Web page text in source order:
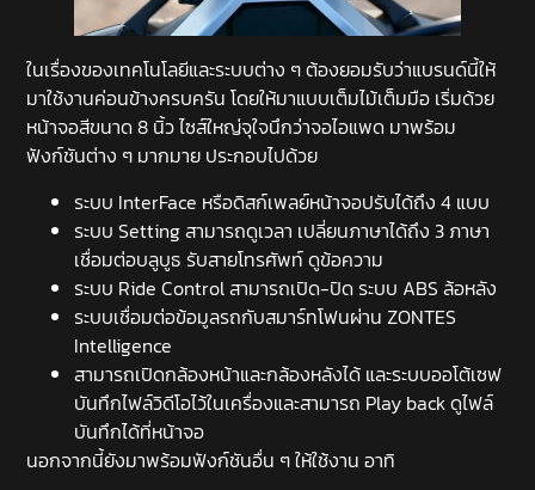
ในเรื่องของเทคโนโลยีและระบบต่าง ๆ ต้องยอมรับว่าแบรนด์นี้ให้
มาใช้งานค่อนข้างครบครัน โดยให้มาแบบเต็มไม้เต็มมือ เริ่มด้วย
หน้าจอสีขนาด 8 นิ้ว ไซส์ใหญ่จุใจนึกว่าจอไอแพด มาพร้อม
ฟังก์ชันต่าง ๆ มากมาย ประกอบไปด้วย
ระบบ InterFace หรือดิสก์เพลย์หน้าจอปรับได้ถึง 4 แบบ
ระบบ Setting สามารถดูเวลา เปลี่ยนภาษาได้ถึง 3 ภาษา
เชื่อมต่อบลูบูธ รับสายโทรศัพท์ ดูข้อความ
ระบบ Ride Control สามารถเปิด-ปิด ระบบ ABS ล้อหลัง
ระบบเชื่อมต่อข้อมูลรถกับสมาร์ทโฟนผ่าน ZONTES
Intelligence
สามารถเปิดกล้องหน้าและกล้องหลังได้ และระบบออโต้เซฟ
บันทึกไฟล์วิดีโอไว้ในเครื่องและสามารถ Play back ดูไฟล์
บันทึกได้ที่หน้าจอ
นอกจากนี้ยังมาพร้อมฟังก์ชันอื่น ๆ ให้ใช้งาน อาทิ